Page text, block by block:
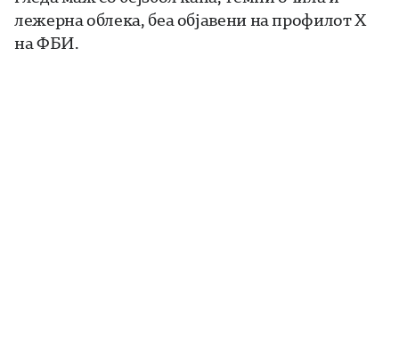
лежерна облека, беа објавени на профилот X
на ФБИ.